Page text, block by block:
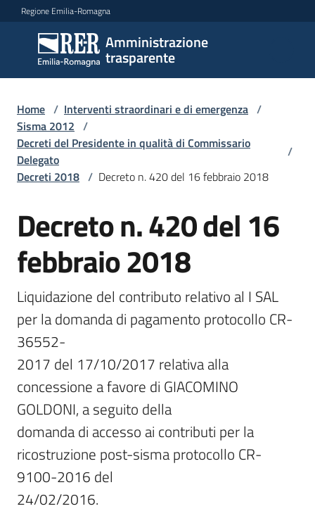
Vai al contenuto
Vai alla navigazione
Vai al footer
Regione Emilia-Romagna
Amministrazione
trasparente
Amministrazione
trasparente
Sottosezioni
Accesso
Home / Interventi straordinari e di emergenza /
Sisma 2012 /
Decreti del Presidente in qualità di Commissario
Delegato
/
Decreti 2018 / Decreto n. 420 del 16 febbraio 2018
Decreto n. 420 del 16
febbraio 2018
Liquidazione del contributo relativo al I SAL
per la domanda di pagamento protocollo CR-
36552-
2017 del 17/10/2017 relativa alla
concessione a favore di GIACOMINO
GOLDONI, a seguito della
domanda di accesso ai contributi per la
ricostruzione post-sisma protocollo CR-
9100-2016 del
24/02/2016.